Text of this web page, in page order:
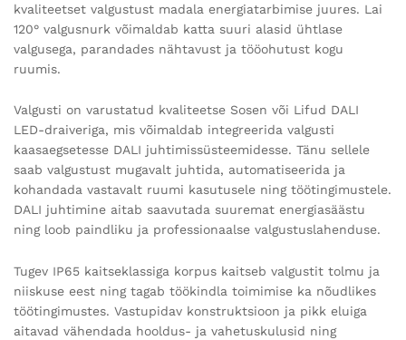
kvaliteetset valgustust madala energiatarbimise juures. Lai
120° valgusnurk võimaldab katta suuri alasid ühtlase
valgusega, parandades nähtavust ja tööohutust kogu
ruumis.
Valgusti on varustatud kvaliteetse Sosen või Lifud DALI
LED-draiveriga, mis võimaldab integreerida valgusti
kaasaegsetesse DALI juhtimissüsteemidesse. Tänu sellele
saab valgustust mugavalt juhtida, automatiseerida ja
kohandada vastavalt ruumi kasutusele ning töötingimustele.
DALI juhtimine aitab saavutada suuremat energiasäästu
ning loob paindliku ja professionaalse valgustuslahenduse.
Tugev IP65 kaitseklassiga korpus kaitseb valgustit tolmu ja
niiskuse eest ning tagab töökindla toimimise ka nõudlikes
töötingimustes. Vastupidav konstruktsioon ja pikk eluiga
aitavad vähendada hooldus- ja vahetuskulusid ning